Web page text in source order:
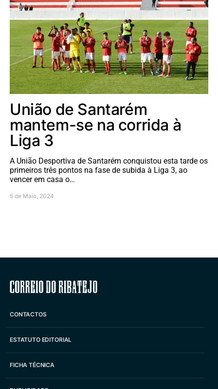
União de Santarém
mantem-se na corrida à
Liga 3
A União Desportiva de Santarém conquistou esta tarde os
primeiros três pontos na fase de subida à Liga 3, ao
vencer em casa o…
5 de Maio, 2024
Correio do Ribatejo
CONTACTOS
ESTATUTO EDITORIAL
FICHA TÉCNICA